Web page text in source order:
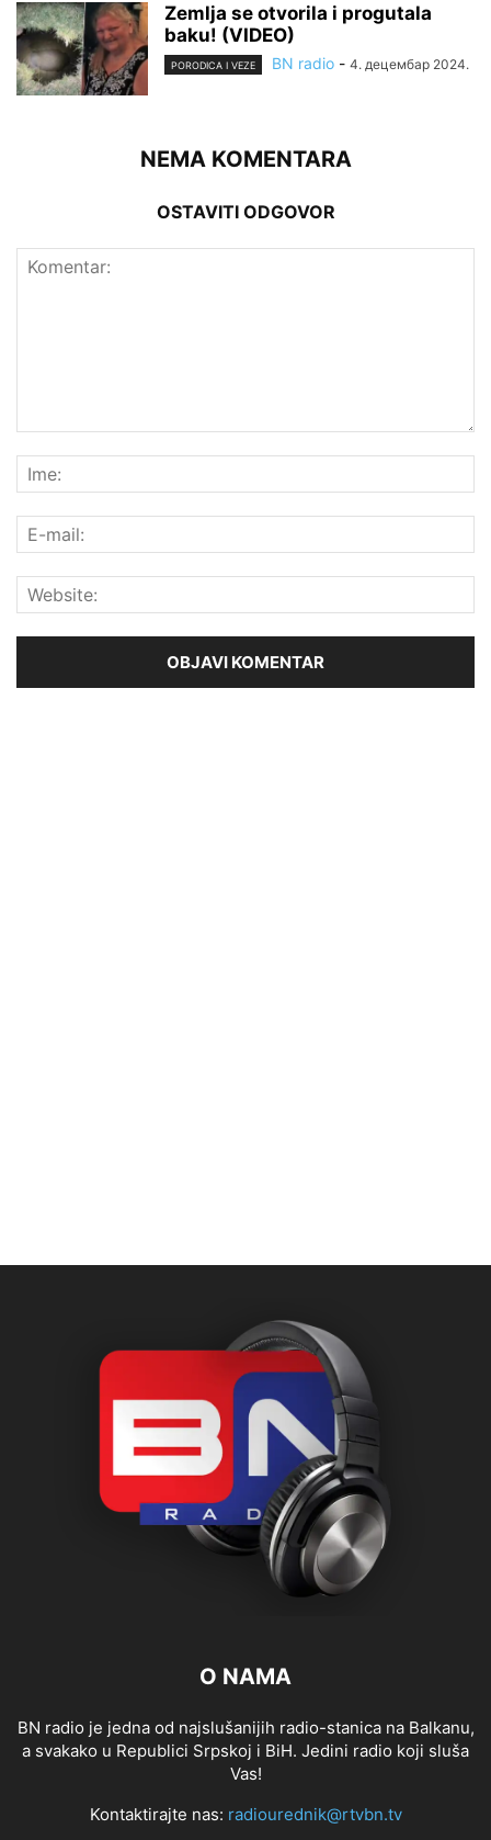
Zemlja se otvorila i progutala
baku! (VIDEO)
PORODICA I VEZE BN radio - 4. децембар 2024.
NEMA KOMENTARA
OSTAVITI ODGOVOR
O NAMA
BN radio je jedna od najslušanijih radio-stanica na Balkanu,
a svakako u Republici Srpskoj i BiH. Jedini radio koji sluša
Vas!
Kontaktirajte nas: radiourednik@rtvbn.tv